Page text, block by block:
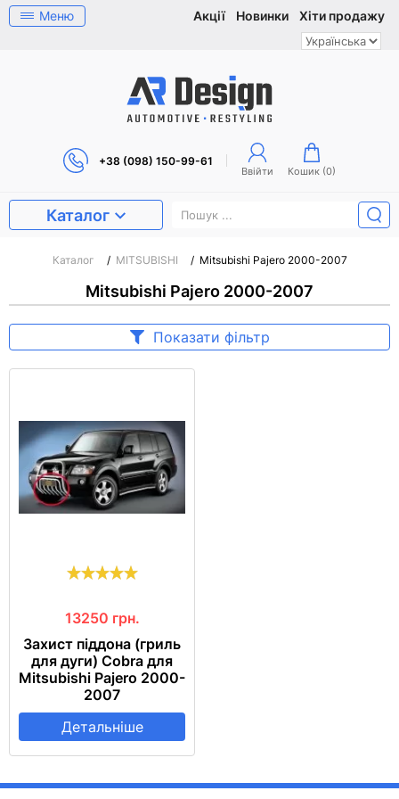
Меню Акції Новинки Хіти продажу
+38 (098) 150-99-61
Ввійти Кошик (0)
Каталог
Каталог / MITSUBISHI / Mitsubishi Pajero 2000-2007
Mitsubishi Pajero 2000-2007
Показати фільтр
13250 грн.
Захист піддона (гриль
для дуги) Cobra для
Mitsubishi Pajero 2000-
2007
Детальніше